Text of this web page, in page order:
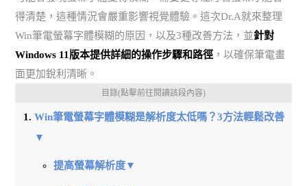
得清楚，這種情況會嚴重影響視覺體驗。這次Dr.A就來整理
Win筆電螢幕字體模糊的原因，以及3種改善方法，並針對
Windows 11版本提供詳細的操作步驟和路徑 ，以確保筆電畫
面更加銳利清晰。
目錄(點擊前往閱讀該段內容)
Win筆電螢幕字體模糊是解析度太低嗎？3方法輕鬆改善
▼
提高螢幕解析度▼